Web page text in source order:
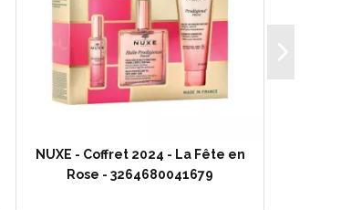
NUXE - Coffret 2024 - La Fête en
Rose - 3264680041679